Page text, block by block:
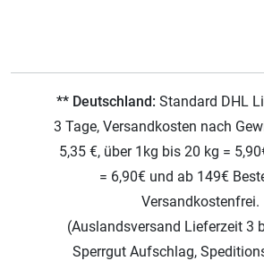
** Deutschland: Standard DHL
3 Tage, Versandkosten nach
5,35 €, über 1kg bis 20 kg =
= 6,90€ und ab 149€
Versandkostenfrei.
(Auslandsversand Lieferzeit 3
Sperrgut Aufschlag,